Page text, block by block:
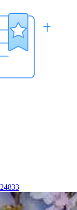
24833